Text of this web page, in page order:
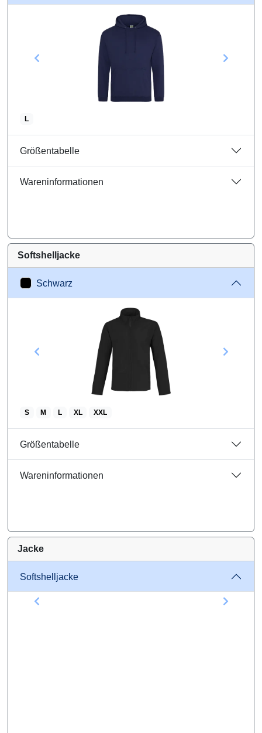
L
Größentabelle
Wareninformationen
Softshelljacke
Schwarz
S M L XL XXL
Größentabelle
Wareninformationen
Jacke
Softshelljacke